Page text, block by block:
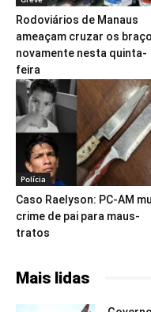
Rodoviários de Manaus
ameaçam cruzar os
novamente nesta quinta-
feira
Polícia
Caso Raelyson: PC-AM
crime de pai para maus-
tratos
Mais lidas